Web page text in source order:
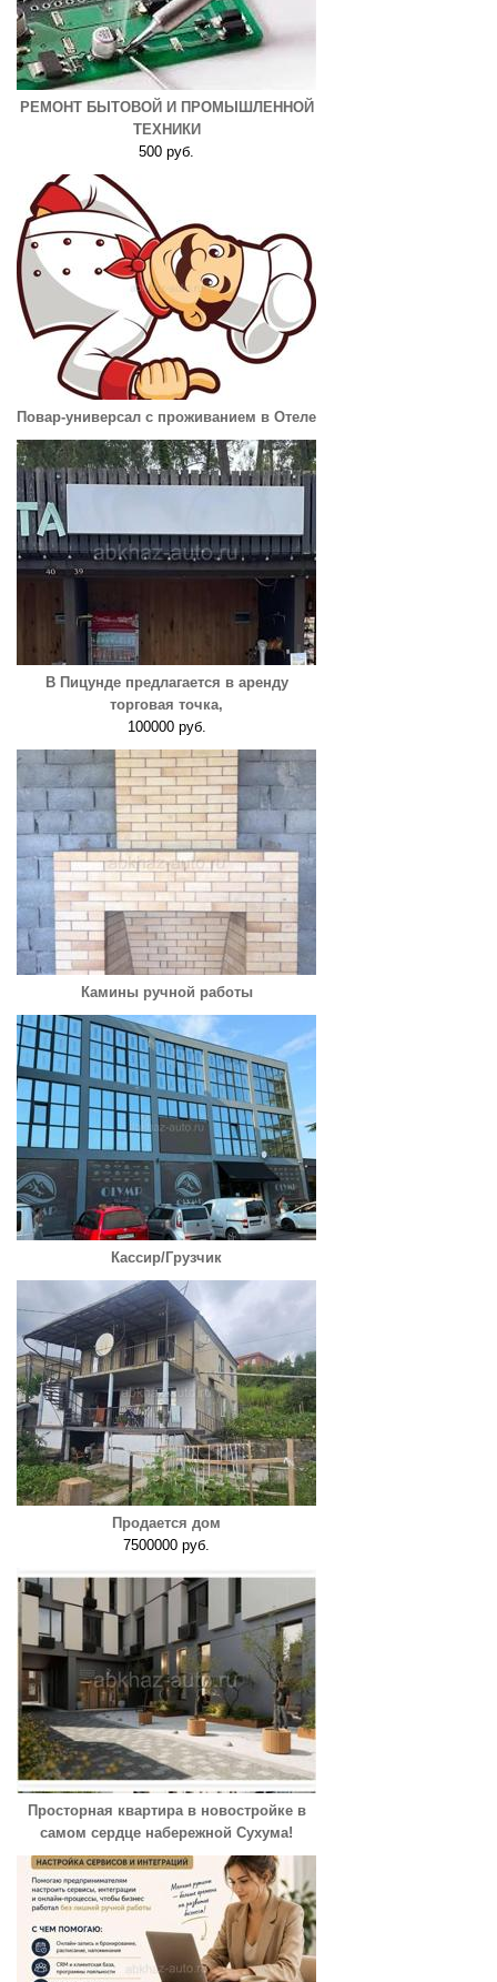
РЕМОНТ БЫТОВОЙ И ПРОМЫШЛЕННОЙ
ТЕХНИКИ
500 руб.
Повар-универсал с проживанием в Отеле
В Пицунде предлагается в аренду
торговая точка,
100000 руб.
Камины ручной работы
Кассир/Грузчик
Продается дом
7500000 руб.
Просторная квартира в новостройке в
самом сердце набережной Сухума!